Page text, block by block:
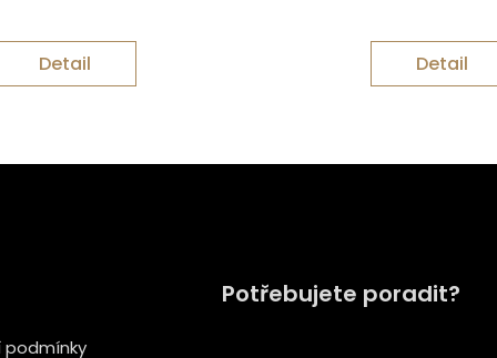
Detail Detail
Potřebujete poradit?